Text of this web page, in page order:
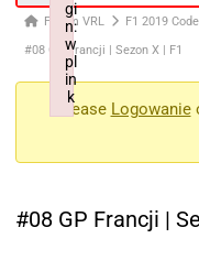
Forum VRL F1 2019
#08 GP Francji | Sezon X | F1
Please Logowanie
#08 GP Francji |
gi
n:
w
pl
in
k
Failed to initialize